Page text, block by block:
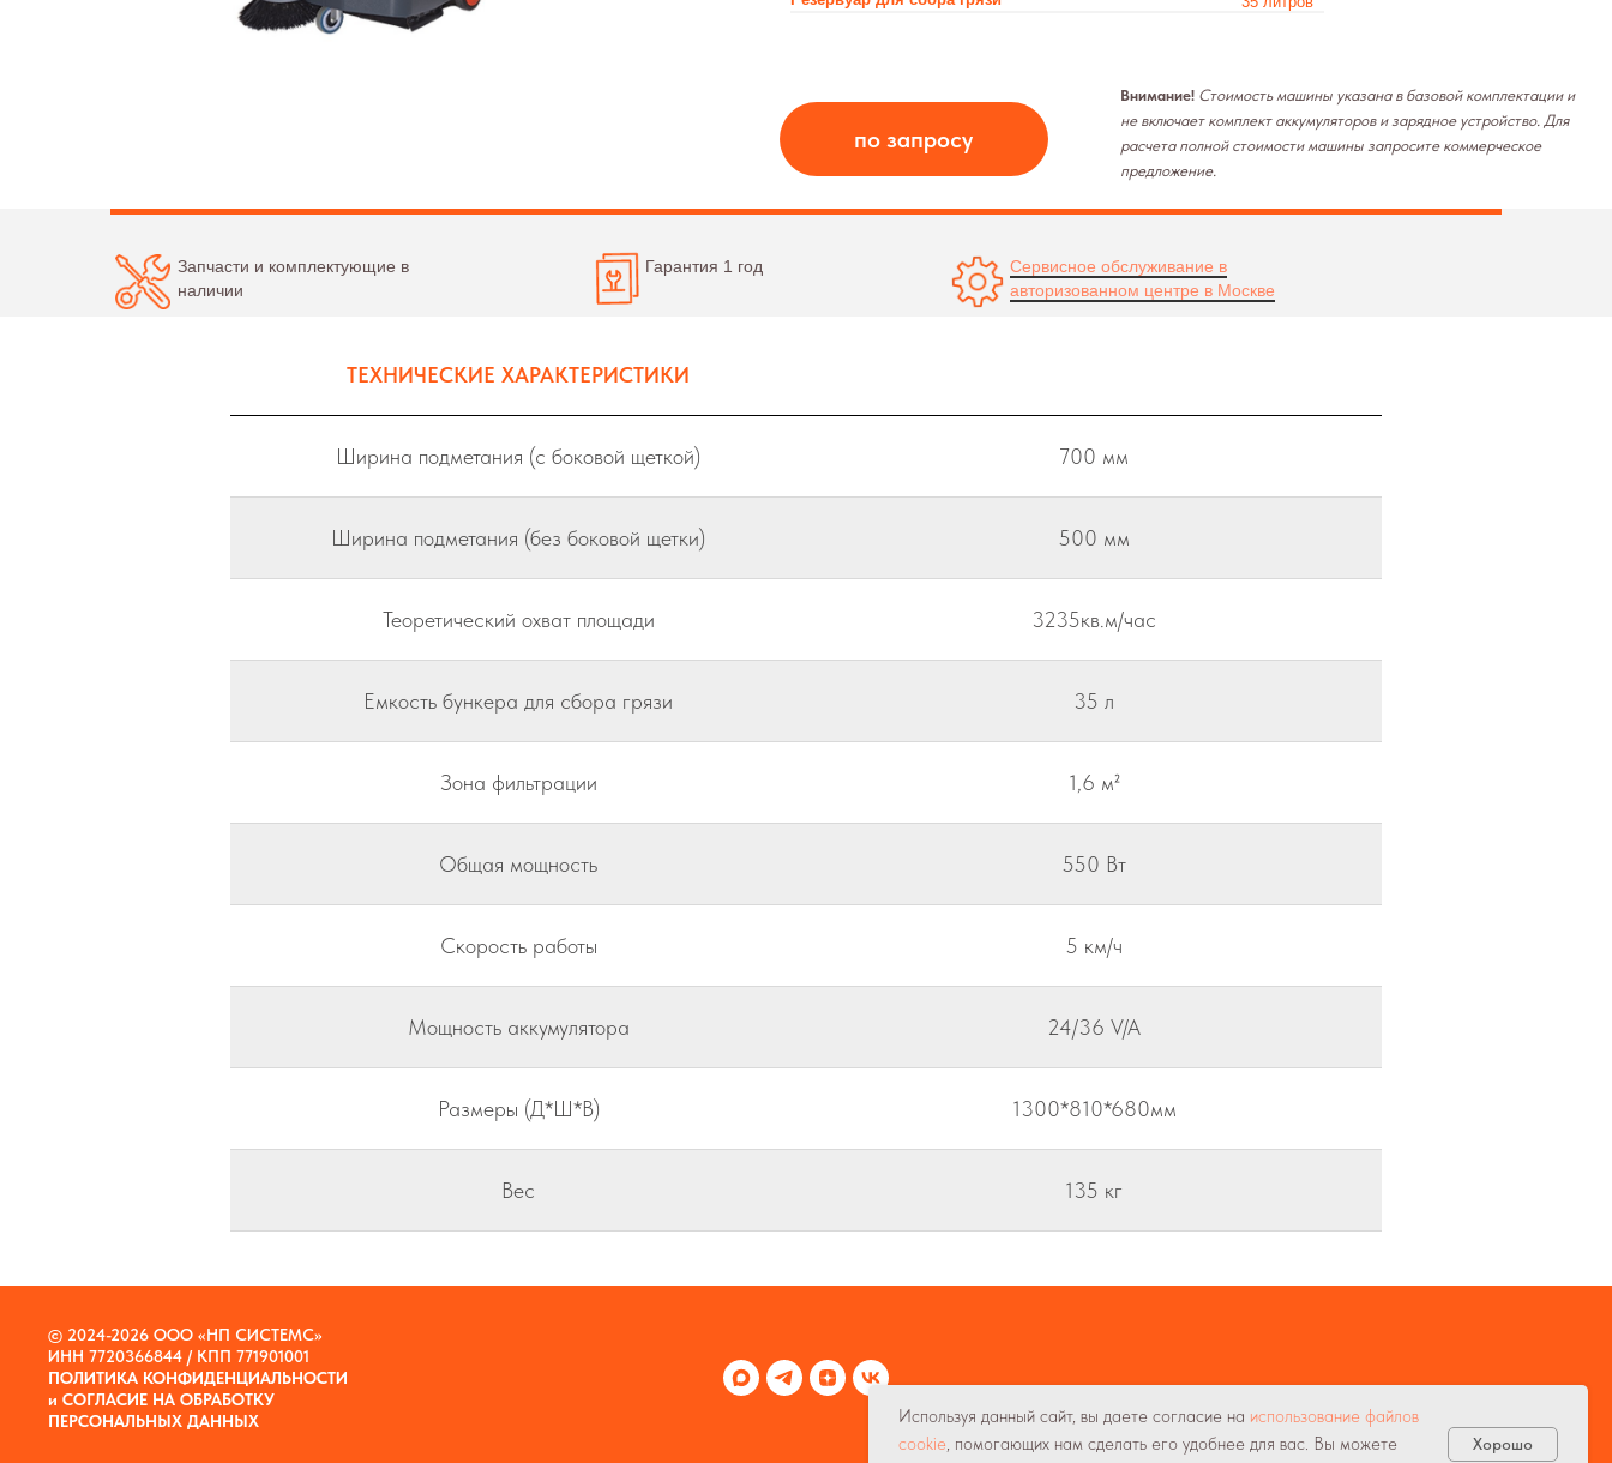
Внимание!
Стоимость машины указана в базовой комплектации и
Сервисное обслуживание в
авторизованном центре в Москве
Запчасти и комплектующие в
наличии
Гарантия 1 год
ТЕХНИЧЕСКИЕ ХАРАКТЕРИСТИКИ
Ширина подметания (с боковой щеткой) 700 мм
Ширина подметания (без боковой щетки) 500 мм
Теоретический охват площади 3235кв.м/час
Емкость бункера для сбора грязи 35 л
Зона фильтрации 1,6 м²
Общая мощность 550 Вт
Скорость работы 5 км/ч
Мощность аккумулятора 24/36 V/A
Размеры (Д*Ш*В) 1300*810*680мм
Вес 135 кг
Используя данный сайт, вы даете согласие на использование файлов
cookie, помогающих нам сделать его удобнее для вас. Вы можете
Хорошо
© 2024-2026 ООО «НП СИСТЕМС»
ИНН 7720366844 / КПП 771901001
ПОЛИТИКА КОНФИДЕНЦИАЛЬНОСТИ
и СОГЛАСИЕ НА ОБРАБОТКУ
ПЕРСОНАЛЬНЫХ ДАННЫХ